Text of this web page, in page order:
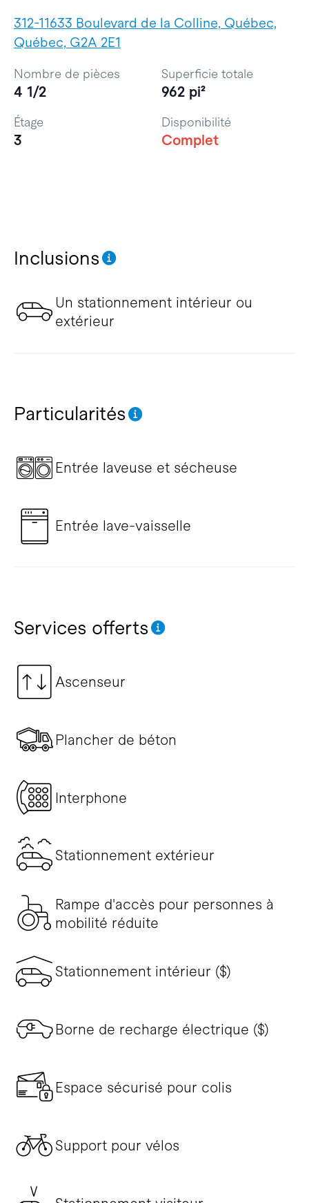
312-11633 Boulevard de la Colline, Québec,
Québec, G2A 2E1
Inclusions
Un stationnement intérieur ou
extérieur
Particularités
Entrée laveuse et sécheuse
Entrée lave-vaisselle
Services offerts
Ascenseur
Plancher de béton
Interphone
Stationnement extérieur
Rampe d'accès pour personnes à
mobilité réduite
Stationnement intérieur ($)
Borne de recharge électrique ($)
Espace sécurisé pour colis
Support pour vélos
Nombre de pièces
4 1/2
Superficie totale
962 pi²
Étage
3
Disponibilité
Complet